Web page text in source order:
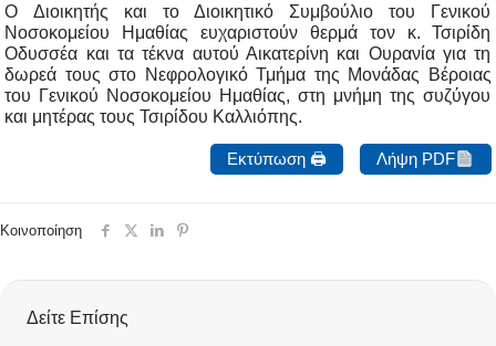
Ο Διοικητής και το Διοικητικό Συμβούλιο του Γενικού
Νοσοκομείου Ημαθίας ευχαριστούν θερμά τον κ. Τσιρίδη
Οδυσσέα και τα τέκνα αυτού Αικατερίνη και Ουρανία για τη
δωρεά τους στο Νεφρολογικό Τμήμα της Μονάδας Βέροιας
του Γενικού Νοσοκομείου Ημαθίας, στη μνήμη της συζύγου
και μητέρας τους Τσιρίδου Καλλιόπης.
Εκτύπωση 🖨 Λήψη PDF
Κοινοποίηση
Δείτε Επίσης